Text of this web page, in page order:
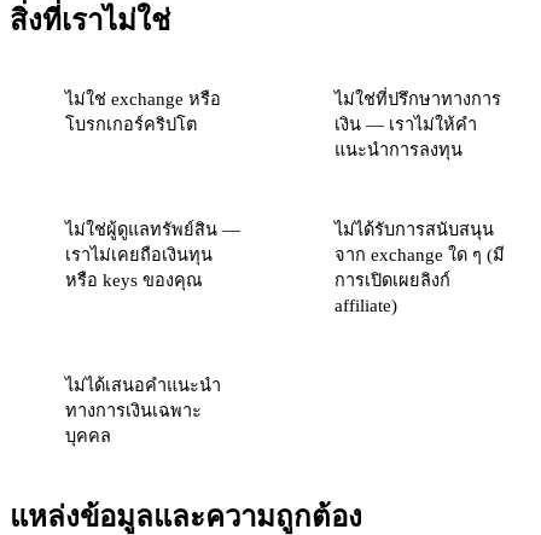
สิ่งที่เราไม่ใช่
ไม่ใช่ exchange หรือ
โบรกเกอร์คริปโต
ไม่ใช่ที่ปรึกษาทางการ
เงิน — เราไม่ให้คำ
แนะนำการลงทุน
ไม่ใช่ผู้ดูแลทรัพย์สิน —
เราไม่เคยถือเงินทุน
หรือ keys ของคุณ
ไม่ได้รับการสนับสนุน
จาก exchange ใด ๆ (มี
การเปิดเผยลิงก์
affiliate)
ไม่ได้เสนอคำแนะนำ
ทางการเงินเฉพาะ
บุคคล
แหล่งข้อมูลและความถูกต้อง